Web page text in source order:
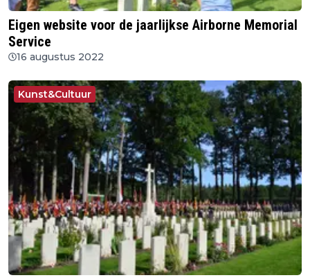
Eigen website voor de jaarlijkse Airborne Memorial
Service
16 augustus 2022
Kunst&Cultuur